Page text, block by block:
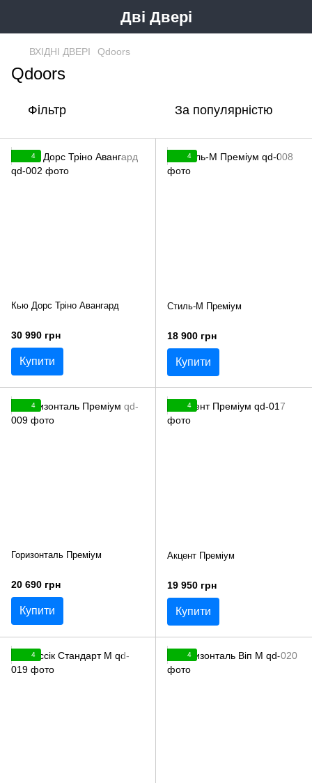
Дві Двері
ВХІДНІ ДВЕРІ Qdoors
Qdoors
Фільтр За популярністю
4
Кью Дорс Тріно Авангард
30 990 грн
Купити
4
Стиль-М Преміум
18 900 грн
Купити
4
Горизонталь Преміум
20 690 грн
Купити
4
Акцент Преміум
19 950 грн
Купити
4 4